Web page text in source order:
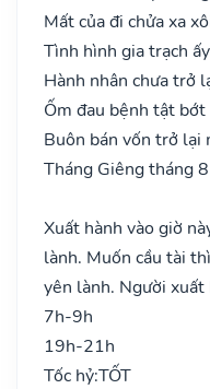
Mất của đi chửa xa
Tình hình gia trạch
Hành nhân chưa trở
Ốm đau bệnh tật
Buôn bán vốn trở lại
Tháng Giêng tháng
Xuất hành vào giờ
lành. Muốn cầu tài
yên lành. Người
7h-9h
19h-21h
Tốc hỷ:TỐT